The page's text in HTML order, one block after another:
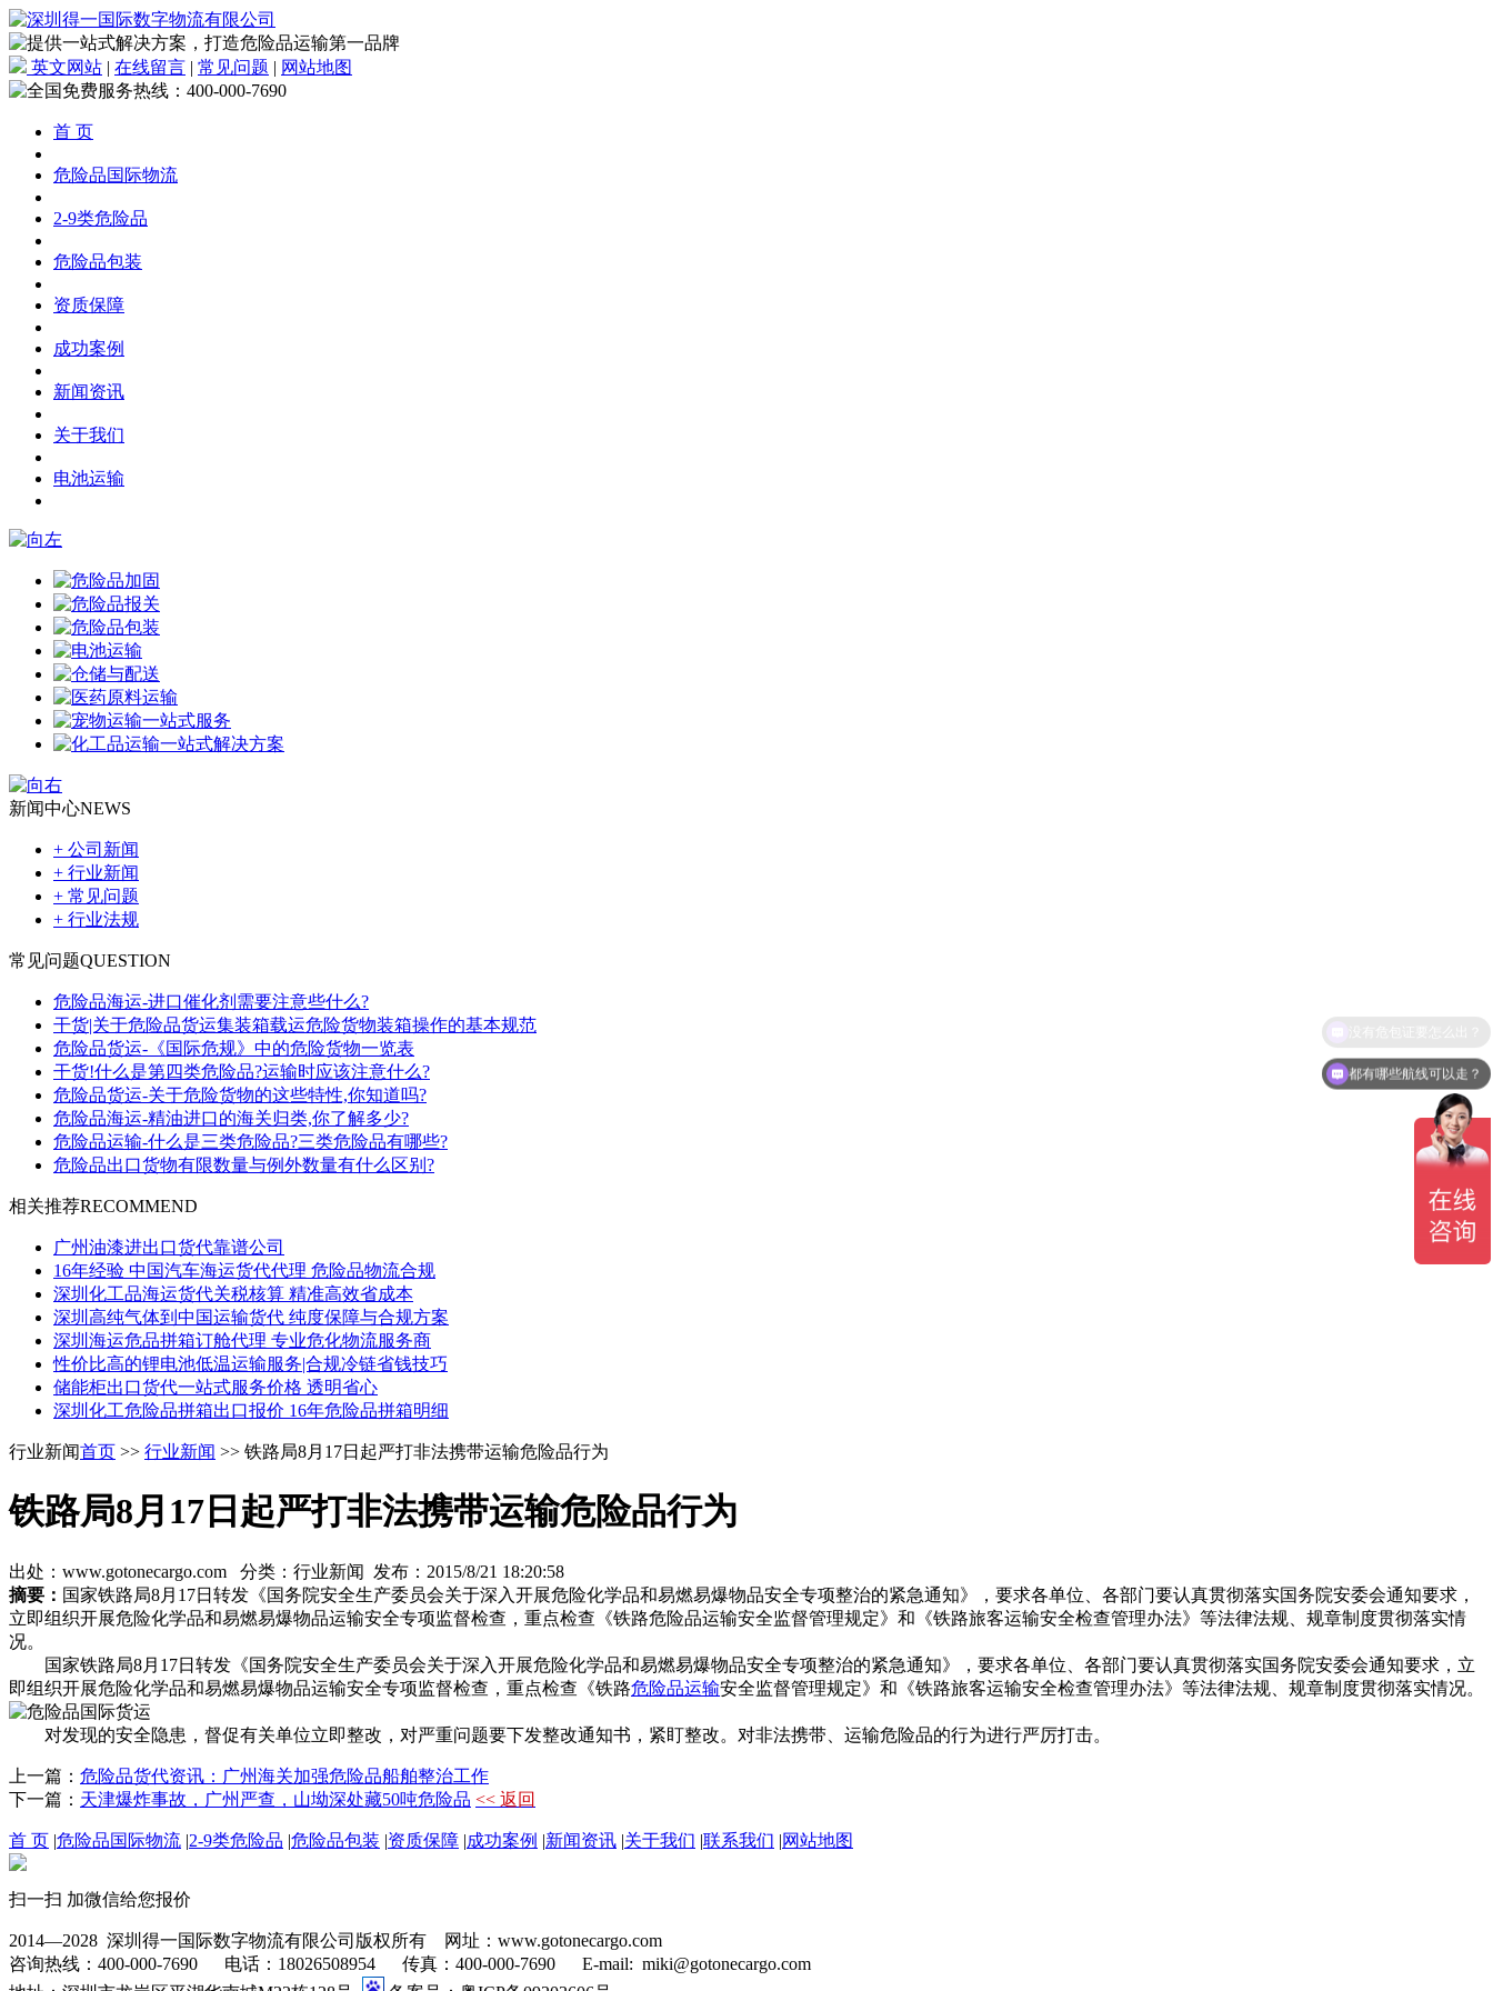
英文网站 | 在线留言 | 常见问题 | 网站地图
首 页
危险品国际物流
2-9类危险品
危险品包装
资质保障
成功案例
新闻资讯
关于我们
电池运输
新闻中心NEWS
+ 公司新闻
+ 行业新闻
+ 常见问题
+ 行业法规
常见问题QUESTION
危险品海运-进口催化剂需要注意些什么?
干货|关于危险品货运集装箱载运危险货物装箱操作的基本规范
危险品货运-《国际危规》中的危险货物一览表
干货!什么是第四类危险品?运输时应该注意什么?
危险品货运-关于危险货物的这些特性,你知道吗?
危险品海运-精油进口的海关归类,你了解多少?
危险品运输-什么是三类危险品?三类危险品有哪些?
危险品出口货物有限数量与例外数量有什么区别?
相关推荐RECOMMEND
广州油漆进出口货代靠谱公司
16年经验 中国汽车海运货代代理 危险品物流合规
深圳化工品海运货代关税核算 精准高效省成本
深圳高纯气体到中国运输货代 纯度保障与合规方案
深圳海运危品拼箱订舱代理 专业危化物流服务商
性价比高的锂电池低温运输服务|合规冷链省钱技巧
储能柜出口货代一站式服务价格 透明省心
深圳化工危险品拼箱出口报价 16年危险品拼箱明细
行业新闻首页 >> 行业新闻 >> 铁路局8月17日起严打非法携带运输危险品行为
铁路局8月17日起严打非法携带运输危险品行为
出处：www.gotonecargo.com 分类：行业新闻 发布：2015/8/21 18:20:58
摘要： 国家铁路局8月17日转发《国务院安全生产委员会关于深入开展危险化学品和易燃易爆物品安全专项整治的紧急通知》，要求各单位、各部门要认真贯彻落实国务院安委会通知要求，
立即组织开展危险化学品和易燃易爆物品运输安全专项监督检查，重点检查《铁路危险品运输安全监督管理规定》和《铁路旅客运输安全检查管理办法》等法律法规、规章制度贯彻落实情
况。
国家铁路局8月17日转发《国务院安全生产委员会关于深入开展危险化学品和易燃易爆物品安全专项整治的紧急通知》，要求各单位、各部门要认真贯彻落实国务院安委会通知要求，立
即组织开展危险化学品和易燃易爆物品运输安全专项监督检查，重点检查《铁路危险品运输安全监督管理规定》和《铁路旅客运输安全检查管理办法》等法律法规、规章制度贯彻落实情况。
对发现的安全隐患，督促有关单位立即整改，对严重问题要下发整改通知书，紧盯整改。对非法携带、运输危险品的行为进行严厉打击。
上一篇： 危险品货代资讯：广州海关加强危险品船舶整治工作
下一篇： 天津爆炸事故，广州严查，山坳深处藏50吨危险品 << 返回
首 页 |危险品国际物流 |2-9类危险品 |危险品包装 |资质保障 |成功案例 |新闻资讯 |关于我们 |联系我们 |网站地图
扫一扫 加微信给您报价
2014—2028 深圳得一国际数字物流有限公司版权所有 网址：www.gotonecargo.com
咨询热线：400-000-7690 电话：18026508954 传真：400-000-7690 E-mail: miki@gotonecargo.com
都有哪些航线可以走？